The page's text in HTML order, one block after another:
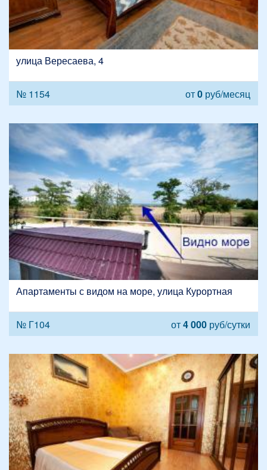
улица Вересаева, 4
№ 1154 от0 руб/месяц
Апартаменты с видом на море, улица Курортная
№ Г104 от4 000 руб/сутки